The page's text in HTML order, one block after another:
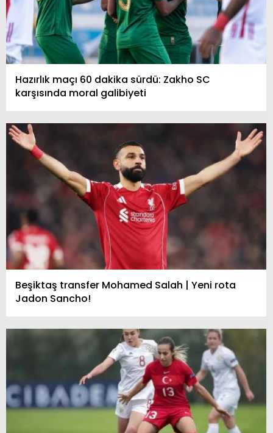
Hazırlık maçı 60 dakika sürdü: Zakho SC
karşısında moral galibiyeti
Beşiktaş transfer Mohamed Salah | Yeni rota
Jadon Sancho!